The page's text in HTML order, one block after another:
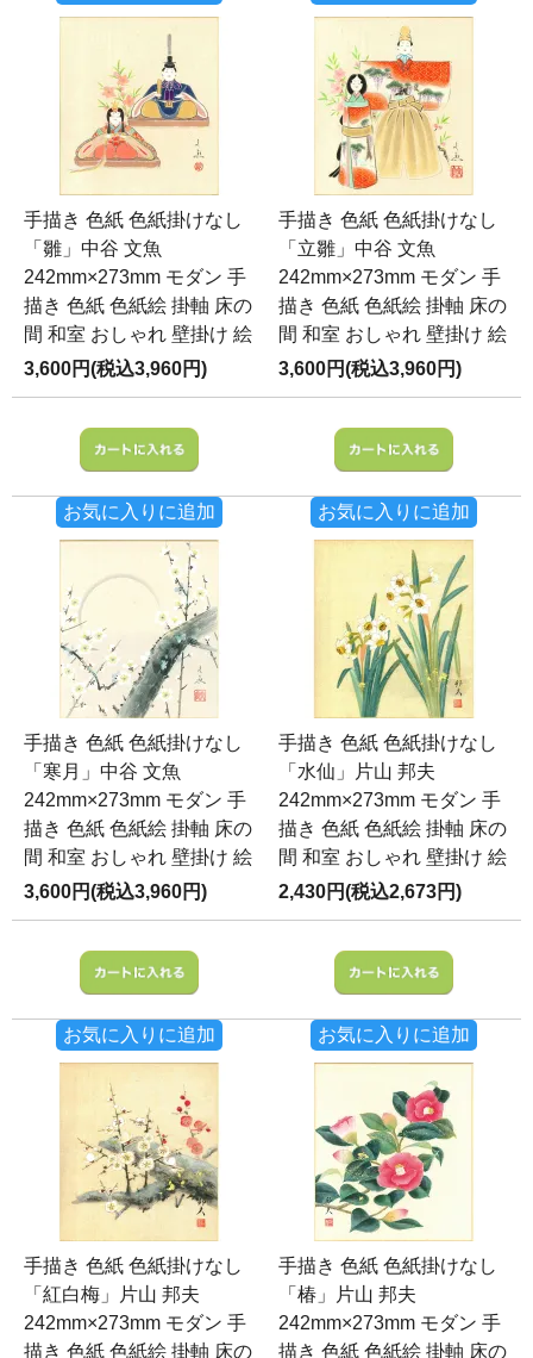
手描き 色紙 色紙掛けなし
「雛」中谷 文魚
242mm×273mm モダン 手
描き 色紙 色紙絵 掛軸 床の
間 和室 おしゃれ 壁掛け 絵
3,600円(税込3,960円)
お気に入りに追加
手描き 色紙 色紙掛けなし
「立雛」中谷 文魚
242mm×273mm モダン 手
描き 色紙 色紙絵 掛軸 床の
間 和室 おしゃれ 壁掛け 絵
3,600円(税込3,960円)
お気に入りに追加
手描き 色紙 色紙掛けなし
「寒月」中谷 文魚
242mm×273mm モダン 手
描き 色紙 色紙絵 掛軸 床の
間 和室 おしゃれ 壁掛け 絵
3,600円(税込3,960円)
お気に入りに追加
手描き 色紙 色紙掛けなし
「水仙」片山 邦夫
242mm×273mm モダン 手
描き 色紙 色紙絵 掛軸 床の
間 和室 おしゃれ 壁掛け 絵
2,430円(税込2,673円)
お気に入りに追加
手描き 色紙 色紙掛けなし
「紅白梅」片山 邦夫
242mm×273mm モダン 手
描き 色紙 色紙絵 掛軸 床の
手描き 色紙 色紙掛けなし
「椿」片山 邦夫
242mm×273mm モダン 手
描き 色紙 色紙絵 掛軸 床の